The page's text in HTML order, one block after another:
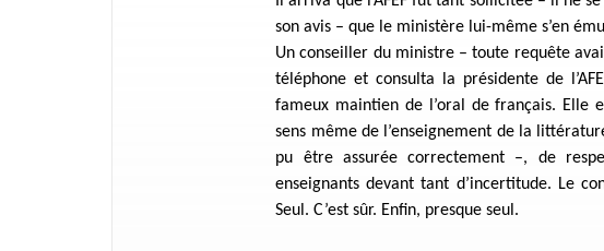
son avis – que le ministère lui-même s’en
Un conseiller du ministre – toute requête
téléphone et consulta la présidente de
fameux maintien de l’oral de français. Elle
sens même de l’enseignement de la
pu être assurée correctement –, de
enseignants devant tant d’incertitude. Le
Seul. C’est sûr. Enfin, presque seul.